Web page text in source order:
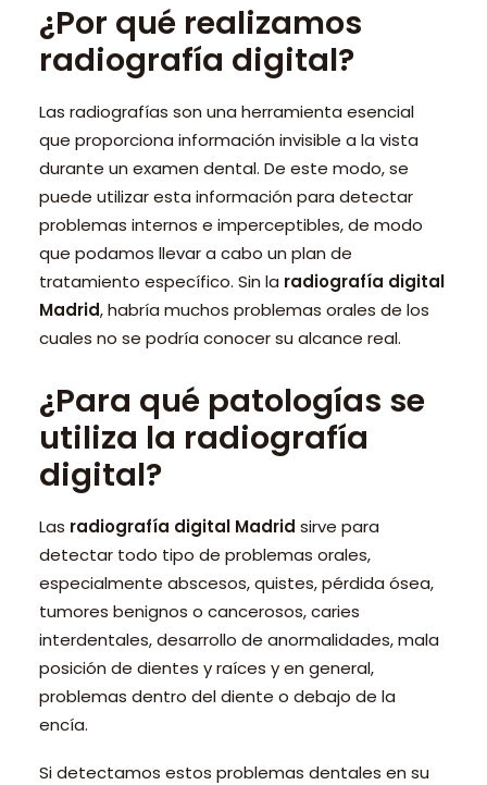
¿Por qué realizamos
radiografía digital?
Las radiografías son una herramienta esencial
que proporciona información invisible a la vista
durante un examen dental. De este modo, se
puede utilizar esta información para detectar
problemas internos e imperceptibles, de modo
que podamos llevar a cabo un plan de
tratamiento específico. Sin la radiografía digital
Madrid, habría muchos problemas orales de los
cuales no se podría conocer su alcance real.
¿Para qué patologías se
utiliza la radiografía
digital?
Las radiografía digital Madrid sirve para
detectar todo tipo de problemas orales,
especialmente abscesos, quistes, pérdida ósea,
tumores benignos o cancerosos, caries
interdentales, desarrollo de anormalidades, mala
posición de dientes y raíces y en general,
problemas dentro del diente o debajo de la
encía.
Si detectamos estos problemas dentales en su